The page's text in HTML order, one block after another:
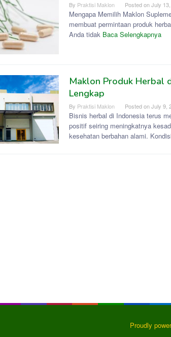
By Praktisi Maklon Posted onJuly
Mengapa Memilih Maklon
membuat permintaan produk
Anda tidak Baca Selengkapnya
Maklon Produk Herbal
Lengkap
By Praktisi Maklon Posted onJuly 9,
Bisnis herbal di Indonesia terus
positif seiring meningkatnya
kesehatan berbahan alami.
Proudly